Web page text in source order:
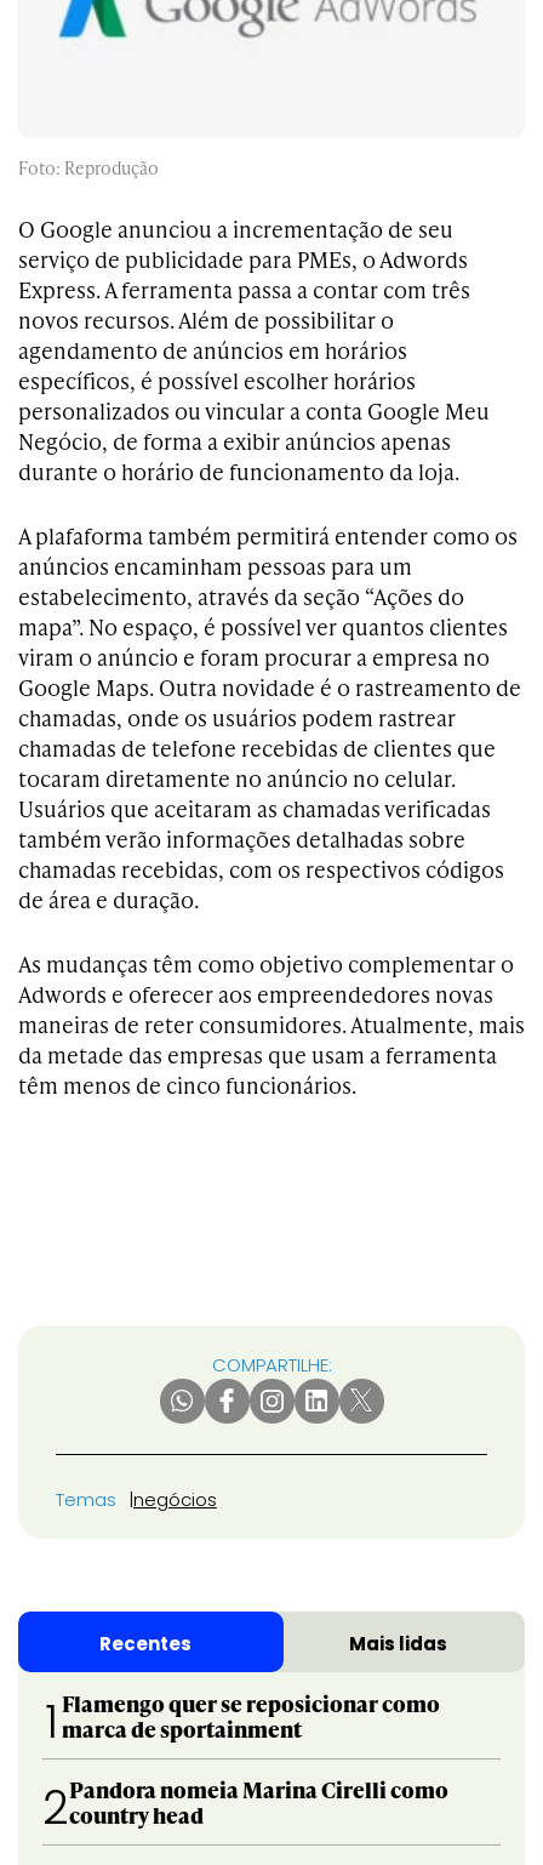
Foto: Reprodução
O Google anunciou a incrementação de seu
serviço de publicidade para PMEs, o Adwords
Express. A ferramenta passa a contar com três
novos recursos. Além de possibilitar o
agendamento de anúncios em horários
específicos, é possível escolher horários
personalizados ou vincular a conta Google Meu
Negócio, de forma a exibir anúncios apenas
durante o horário de funcionamento da loja.
A plafaforma também permitirá entender como os
anúncios encaminham pessoas para um
estabelecimento, através da seção “Ações do
mapa”. No espaço, é possível ver quantos clientes
viram o anúncio e foram procurar a empresa no
Google Maps. Outra novidade é o rastreamento de
chamadas, onde os usuários podem rastrear
chamadas de telefone recebidas de clientes que
tocaram diretamente no anúncio no celular.
Usuários que aceitaram as chamadas verificadas
também verão informações detalhadas sobre
chamadas recebidas, com os respectivos códigos
de área e duração.
As mudanças têm como objetivo complementar o
Adwords e oferecer aos empreendedores novas
maneiras de reter consumidores. Atualmente, mais
da metade das empresas que usam a ferramenta
têm menos de cinco funcionários.
COMPARTILHE:
Temas negócios
Recentes Mais lidas
1 Flamengo quer se reposicionar como
marca de sportainment
2Pandora nomeia Marina Cirelli como
country head